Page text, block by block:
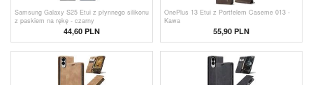
Samsung Galaxy S25 Etui z płynnego silikonu
z paskiem na rękę - czarny
44,60 PLN
OnePlus 13 Etui z Portfelem Caseme 013 -
Kawa
55,90 PLN